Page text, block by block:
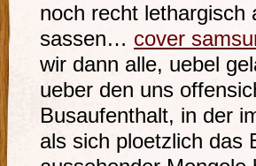
noch recht lethargisch
sassen… cover
wir dann alle, uebel
ueber den uns
Busaufenthalt, in der
als sich ploetzlich das